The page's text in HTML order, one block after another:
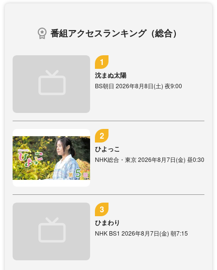
番組アクセスランキング（総合）
沈まぬ太陽
BS朝日 2026年8月8日(土) 夜9:00
ひよっこ
NHK総合・東京 2026年8月7日(金) 昼0:30
ひまわり
NHK BS1 2026年8月7日(金) 朝7:15